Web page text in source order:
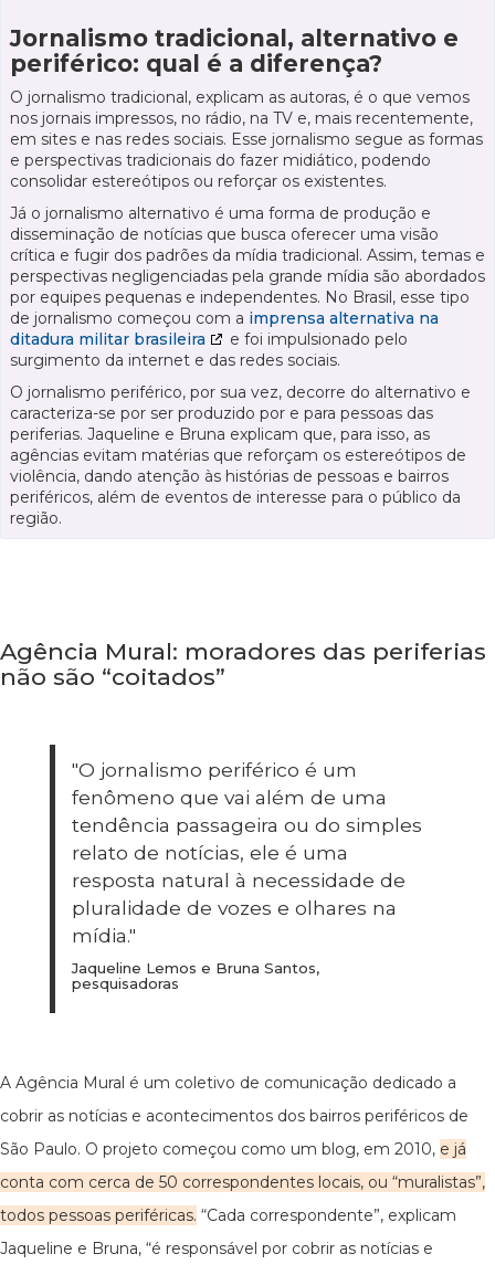
Jornalismo tradicional, alternativo e
periférico: qual é a diferença?
O jornalismo tradicional, explicam as autoras, é o que vemos
nos jornais impressos, no rádio, na TV e, mais recentemente,
em sites e nas redes sociais. Esse jornalismo segue as formas
e perspectivas tradicionais do fazer midiático, podendo
consolidar estereótipos ou reforçar os existentes.
Já o jornalismo alternativo é uma forma de produção e
disseminação de notícias que busca oferecer uma visão
crítica e fugir dos padrões da mídia tradicional. Assim, temas e
perspectivas negligenciadas pela grande mídia são abordados
por equipes pequenas e independentes. No Brasil, esse tipo
de jornalismo começou com a imprensa alternativa na
ditadura militar brasileira
e foi impulsionado pelo
surgimento da internet e das redes sociais.
O jornalismo periférico, por sua vez, decorre do alternativo e
caracteriza-se por ser produzido por e para pessoas das
periferias. Jaqueline e Bruna explicam que, para isso, as
agências evitam matérias que reforçam os estereótipos de
violência, dando atenção às histórias de pessoas e bairros
periféricos, além de eventos de interesse para o público da
região.
Agência Mural: moradores das periferias
não são “coitados”
"O jornalismo periférico é um
fenômeno que vai além de uma
tendência passageira ou do simples
relato de notícias, ele é uma
resposta natural à necessidade de
pluralidade de vozes e olhares na
mídia."
Jaqueline Lemos e Bruna Santos,
pesquisadoras
A Agência Mural é um coletivo de comunicação dedicado a
cobrir as notícias e acontecimentos dos bairros periféricos de
São Paulo. O projeto começou como um blog, em 2010, e já
conta com cerca de 50 correspondentes locais, ou “muralistas”,
todos pessoas periféricas. “Cada correspondente”, explicam
Jaqueline e Bruna, “é responsável por cobrir as notícias e